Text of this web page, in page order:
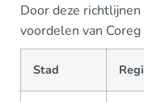
Door deze
voordelen van
Stad